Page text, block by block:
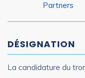
Partners
DÉSIGNATION
La candidature du